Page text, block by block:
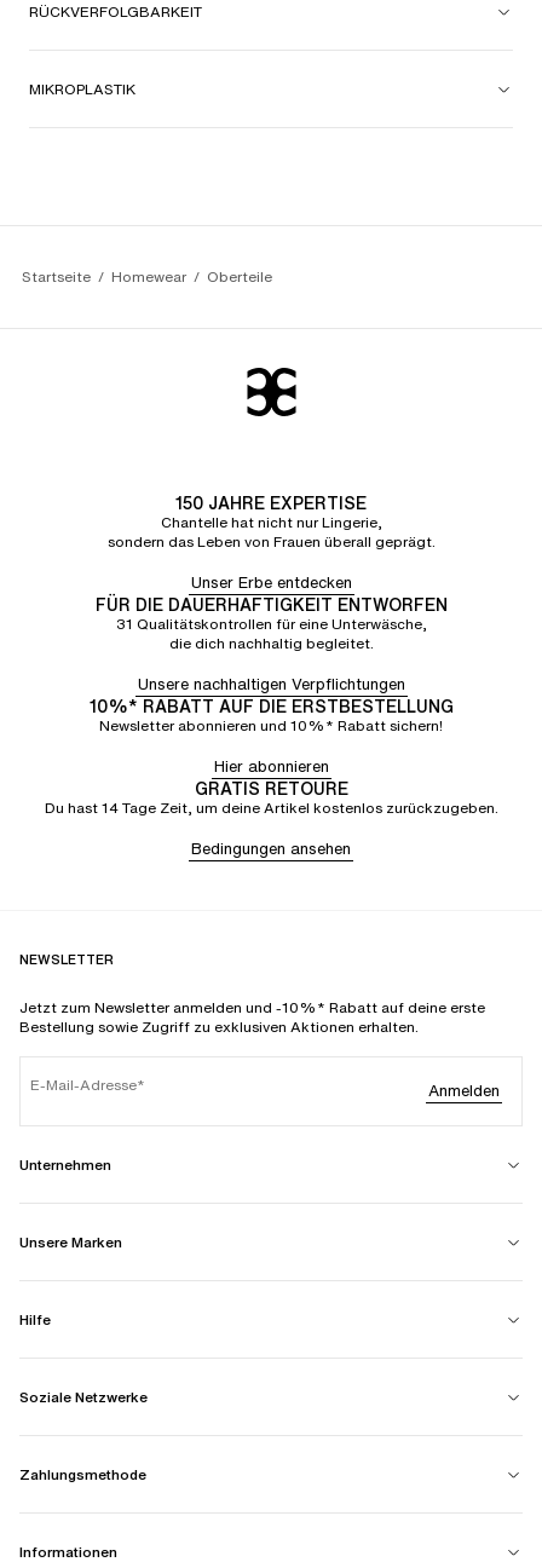
RÜCKVERFOLGBARKEIT
MIKROPLASTIK
Startseite Homewear Oberteile
150 JAHRE EXPERTISE
Chantelle hat nicht nur Lingerie,
sondern das Leben von Frauen überall geprägt.
Unser Erbe entdecken
FÜR DIE DAUERHAFTIGKEIT ENTWORFEN
31 Qualitätskontrollen für eine Unterwäsche,
die dich nachhaltig begleitet.
Unsere nachhaltigen Verpflichtungen
10%* RABATT AUF DIE ERSTBESTELLUNG
Newsletter abonnieren und 10%* Rabatt sichern!
Hier abonnieren
GRATIS RETOURE
Du hast 14 Tage Zeit, um deine Artikel kostenlos zurückzugeben.
Bedingungen ansehen
NEWSLETTER
Jetzt zum Newsletter anmelden und -10%* Rabatt auf deine erste
Bestellung sowie Zugriff zu exklusiven Aktionen erhalten.
E-Mail-Adresse Anmelden
Unternehmen
Unsere Marken
Hilfe
Soziale Netzwerke
Zahlungsmethode
Informationen